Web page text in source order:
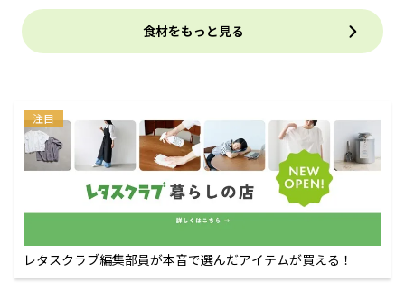
食材をもっと見る
注目
レタスクラブ編集部員が本音で選んだアイテムが買える！